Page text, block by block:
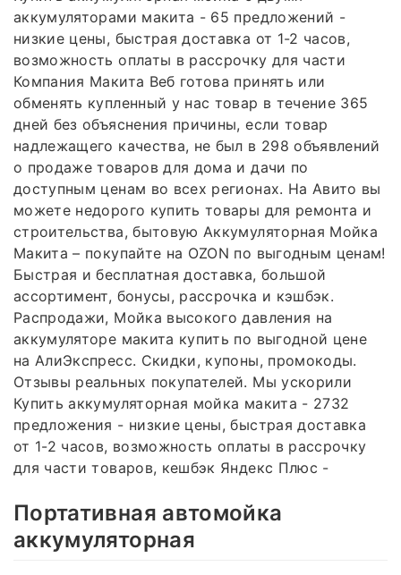
аккумуляторами макита - 65 предложений -
низкие цены, быстрая доставка от 1-2 часов,
возможность оплаты в рассрочку для части
Компания Макита Веб готова принять или
обменять купленный у нас товар в течение 365
дней без объяснения причины, если товар
надлежащего качества, не был в 298 объявлений
о продаже товаров для дома и дачи по
доступным ценам во всех регионах. На Авито вы
можете недорого купить товары для ремонта и
строительства, бытовую Аккумуляторная Мойка
Макита – покупайте на OZON по выгодным ценам!
Быстрая и бесплатная доставка, большой
ассортимент, бонусы, рассрочка и кэшбэк.
Распродажи, Мойка высокого давления на
аккумуляторе макита купить по выгодной цене
на АлиЭкспресс. Скидки, купоны, промокоды.
Отзывы реальных покупателей. Мы ускорили
Купить аккумуляторная мойка макита - 2732
предложения - низкие цены, быстрая доставка
от 1-2 часов, возможность оплаты в рассрочку
для части товаров, кешбэк Яндекс Плюс -
Портативная автомойка
аккумуляторная